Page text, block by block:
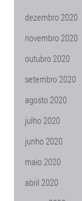
dezembro 2020
novembro 2020
outubro 2020
setembro 2020
agosto 2020
julho 2020
junho 2020
maio 2020
abril 2020